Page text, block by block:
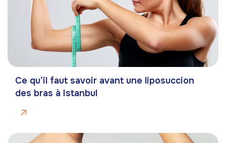
Ce qu’il faut savoir avant une liposuccion
des bras à Istanbul